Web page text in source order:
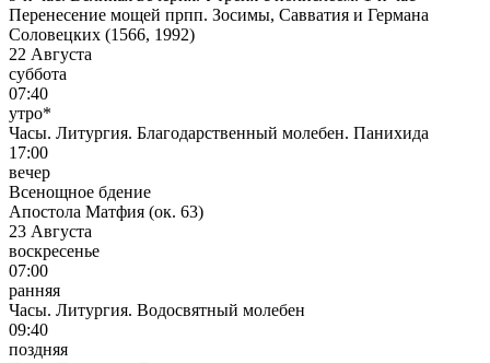
Перенесение мощей прпп. Зосимы, Савватия и Германа
Соловецких (1566, 1992)
22 Августа
суббота
07:40
утро*
Часы. Литургия. Благодарственный молебен. Панихида
17:00
вечер
Всенощное бдение
Апостола Матфия (ок. 63)
23 Августа
воскресенье
07:00
ранняя
Часы. Литургия. Водосвятный молебен
09:40
поздняя